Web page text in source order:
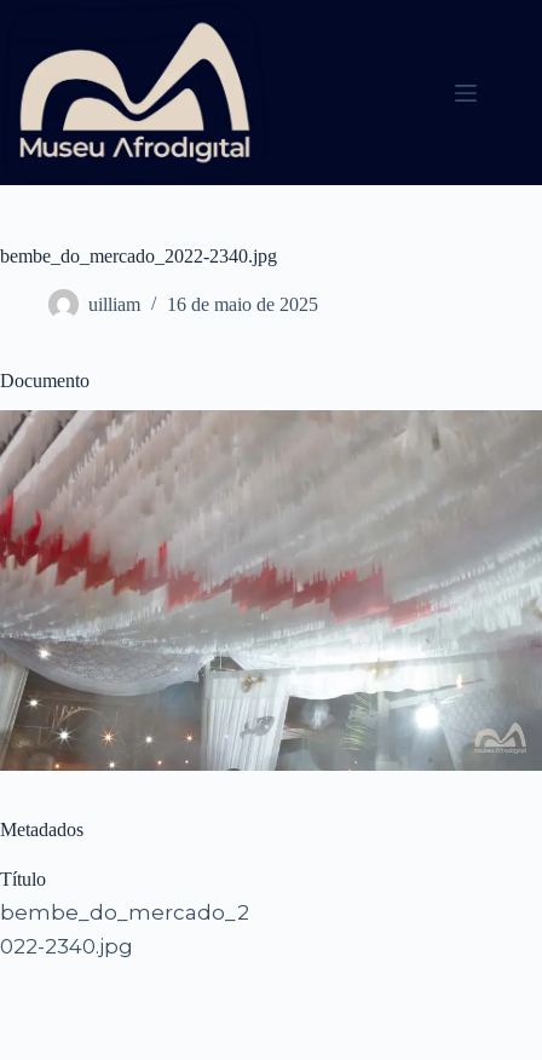
conteúdo
bembe_do_mercado_2022-2340.jpg
uilliam 16 de maio de 2025
Documento
Metadados
Título
bembe_do_mercado_2
022-2340.jpg